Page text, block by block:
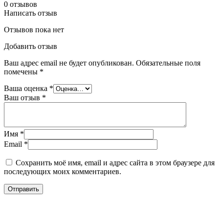
0 отзывов
Написать отзыв
Отзывов пока нет
Добавить отзыв
Ваш адрес email не будет опубликован. Обязательные поля
помечены *
Ваша оценка *
Ваш отзыв *
Имя *
Email *
Сохранить моё имя, email и адрес сайта в этом браузере для
последующих моих комментариев.